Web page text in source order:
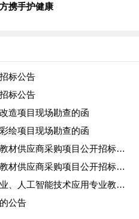
携手护健康
标公告
标公告
造项目现场勘查的函
绘项目现场勘查的函
广东省冶金技工学校中高技教材供应商采购项目公开招标延期公告
广东省冶金技工学校中高技教材供应商采购项目公开招标公告
关于招聘汽车维修一体化专业、人工智能技术应用专业教师的公告
公告